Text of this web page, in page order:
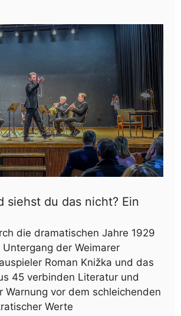
siehst du das nicht? Ein
die dramatischen Jahre 1929
der Weimarer
Roman Knižka und das
45 verbinden Literatur und
Warnung vor dem schleichenden
Werte